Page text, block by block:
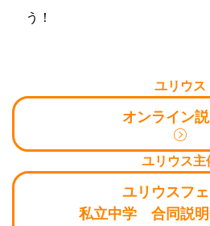
う！
ユリウス
オンライン
ユリウス主
ユリウスフ
私立中学 合同説明